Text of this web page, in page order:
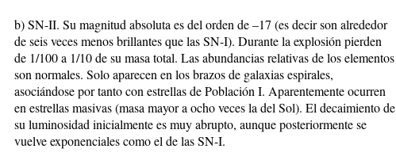
b) SN-II. Su magnitud absoluta es del orden de –17 (es decir son alrededor
de seis veces menos brillantes que las SN-I). Durante la explosión pierden
de 1/100 a 1/10 de su masa total. Las abundancias relativas de los elementos
son normales. Solo aparecen en los brazos de galaxias espirales,
asociándose por tanto con estrellas de Población I. Aparentemente ocurren
en estrellas masivas (masa mayor a ocho veces la del Sol). El decaimiento de
su luminosidad inicialmente es muy abrupto, aunque posteriormente se
vuelve exponenciales como el de las SN-I.